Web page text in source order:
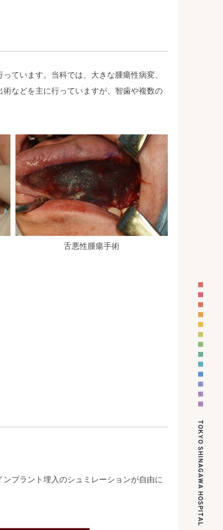
ています。当科では、大きな腫瘍性病変、
などを主に行っていますが、智歯や複数の
舌悪性腫瘍手術
プラント埋入のシュミレーションが自由に